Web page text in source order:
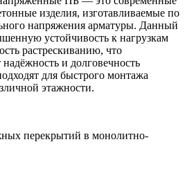
изделия, изготавливаемые по
напряжения арматуры. Данный
устойчивость к нагрузкам
растрескиванию, что
и долговечность
для быстрого монтажа
этажности.
перекрытий в монолитно-